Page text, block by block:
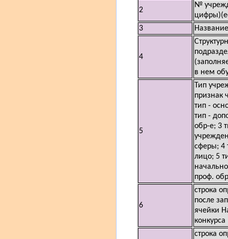
2
№
3
4
в нем
5
Тип
признак
тип -
тип -
обр-е; 3
сферы; 4
лицо; 5
проф.
6
строка
после
ячейки
конкурса
строка